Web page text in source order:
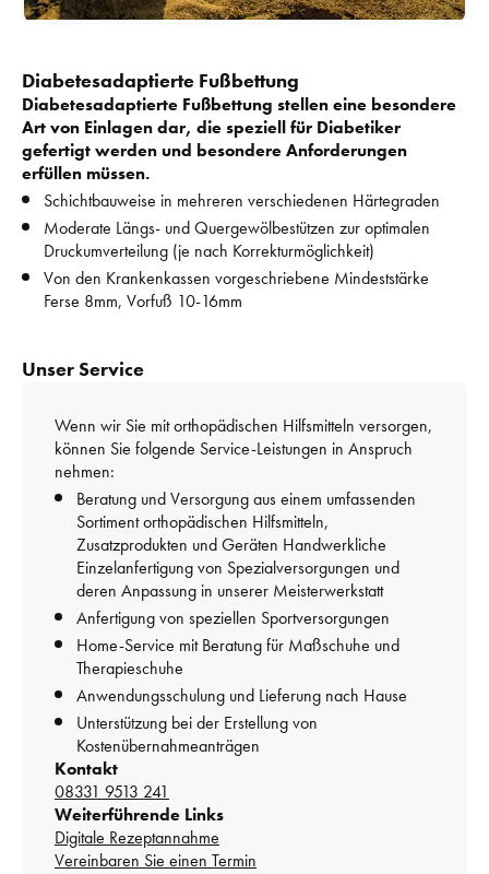
Diabetesadaptierte Fußbettung
Diabetesadaptierte Fußbettung stellen eine besondere
Art von Einlagen dar, die speziell für Diabetiker
gefertigt werden und besondere Anforderungen
erfüllen müssen.
Schichtbauweise in mehreren verschiedenen Härtegraden
Moderate Längs- und Quergewölbestützen zur optimalen
Druckumverteilung (je nach Korrekturmöglichkeit)
Von den Krankenkassen vorgeschriebene Mindeststärke
Ferse 8mm, Vorfuß 10-16mm
Unser Service
Wenn wir Sie mit orthopädischen Hilfsmitteln versorgen,
können Sie folgende Service-Leistungen in Anspruch
nehmen:
Beratung und Versorgung aus einem umfassenden
Sortiment orthopädischen Hilfsmitteln,
Zusatzprodukten und Geräten Handwerkliche
Einzelanfertigung von Spezialversorgungen und
deren Anpassung in unserer Meisterwerkstatt
Anfertigung von speziellen Sportversorgungen
Home-Service mit Beratung für Maßschuhe und
Therapieschuhe
Anwendungsschulung und Lieferung nach Hause
Unterstützung bei der Erstellung von
Kostenübernahmeanträgen
Kontakt
08331 9513 241
Weiterführende Links
Digitale Rezeptannahme
Vereinbaren Sie einen Termin